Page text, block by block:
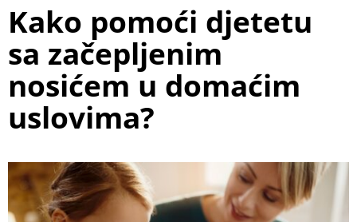
Kako pomoći djetetu
sa začepljenim
nosićem u domaćim
uslovima?